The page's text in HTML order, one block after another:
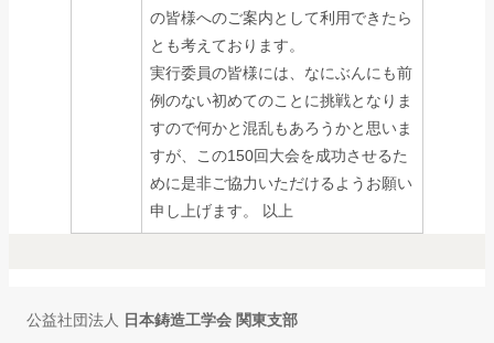
の皆様へのご案内として利用できたら
とも考えております。
実行委員の皆様には、なにぶんにも前
例のない初めてのことに挑戦となりま
すので何かと混乱もあろうかと思いま
すが、この150回大会を成功させるた
めに是非ご協力いただけるようお願い
申し上げます。 以上
公益社団法人 日本鋳造工学会 関東支部